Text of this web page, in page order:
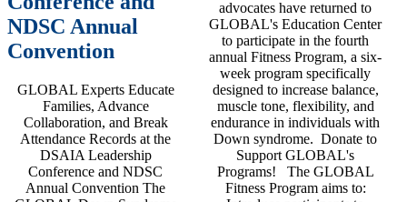
NDSC Annual
Convention
GLOBAL Experts Educate
Families, Advance
Collaboration, and Break
Attendance Records at the
DSAIA Leadership
Conference and NDSC
Annual Convention The
advocates have returned to
GLOBAL's Education Center
to participate in the fourth
annual Fitness Program, a six-
week program specifically
designed to increase balance,
muscle tone, flexibility, and
endurance in individuals with
Down syndrome. Donate to
Support GLOBAL's
Programs! The GLOBAL
Fitness Program aims to: